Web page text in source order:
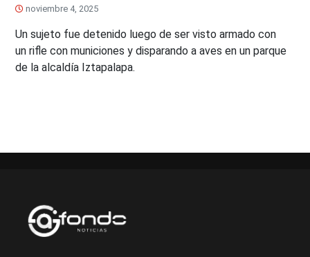
noviembre 4, 2025
Un sujeto fue detenido luego de ser visto armado con
un rifle con municiones y disparando a aves en un parque
de la alcaldía Iztapalapa.